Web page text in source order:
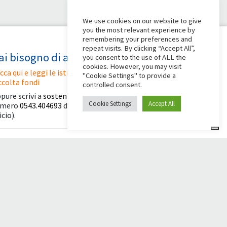
bisogno di aiuto?
qui e leggi le istruzioni per creare la tua
fondi
scrivi asostenitori@apg23.orgo chiama il
0543.404693 dal lunedì al venerdì (orari
We use cookies on our website to give
you the most relevant experience by
remembering your preferences and
repeat visits. By clicking “Accept All”,
you consent to the use of ALL the
cookies. However, you may visit
"Cookie Settings" to provide a
controlled consent.
Cookie Settings Accept All